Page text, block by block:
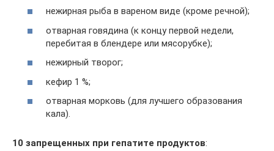
нежирная рыба в вареном виде (кроме речной);
отварная говядина (к концу первой недели,
перебитая в блендере или мясорубке);
нежирный творог;
кефир 1 %;
отварная морковь (для лучшего образования
кала).
10 запрещенных при гепатите продуктов: